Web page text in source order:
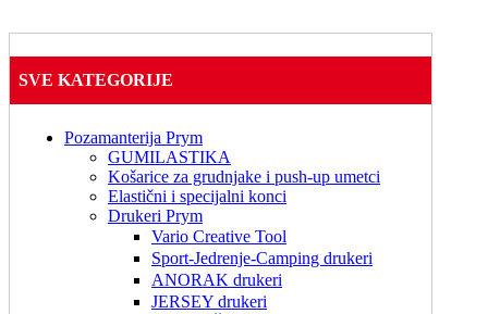
SVE KATEGORIJE
Pozamanterija Prym
GUMILASTIKA
Košarice za grudnjake i push-up umetci
Elastični i specijalni konci
Drukeri Prym
Vario Creative Tool
Sport-Jedrenje-Camping drukeri
ANORAK drukeri
JERSEY drukeri